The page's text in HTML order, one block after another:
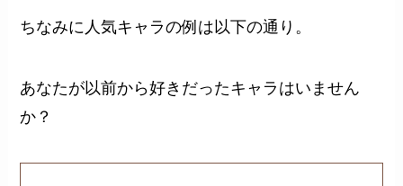
ちなみに人気キャラの例は以下の通り。
あなたが以前から好きだったキャラはいません
か？